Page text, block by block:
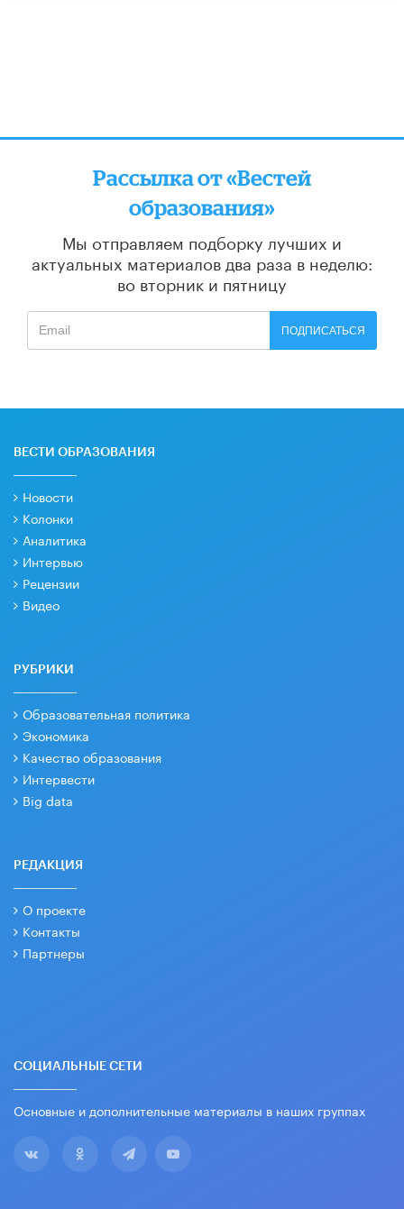
Рассылка от «Вестей
образования»
Мы отправляем подборку лучших и
актуальных материалов два раза в неделю:
во вторник и пятницу
ПОДПИСАТЬСЯ
ВЕСТИ ОБРАЗОВАНИЯ
Новости
Колонки
Аналитика
Интервью
Рецензии
Видео
РУБРИКИ
Образовательная политика
Экономика
Качество образования
Интервести
Big data
РЕДАКЦИЯ
О проекте
Контакты
Партнеры
СОЦИАЛЬНЫЕ СЕТИ
Основные и дополнительные материалы в наших группах